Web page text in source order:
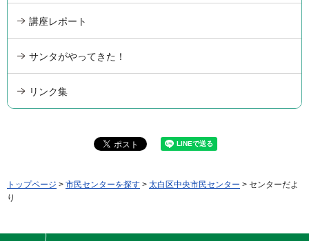
講座レポート
サンタがやってきた！
リンク集
トップページ > 市民センターを探す > 太白区中央市民センター > センターだよ
り